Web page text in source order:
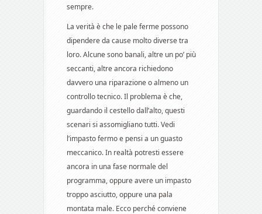
sempre.
La verità è che le pale ferme possono
dipendere da cause molto diverse tra
loro. Alcune sono banali, altre un po’ più
seccanti, altre ancora richiedono
davvero una riparazione o almeno un
controllo tecnico. Il problema è che,
guardando il cestello dall’alto, questi
scenari si assomigliano tutti. Vedi
l’impasto fermo e pensi a un guasto
meccanico. In realtà potresti essere
ancora in una fase normale del
programma, oppure avere un impasto
troppo asciutto, oppure una pala
montata male. Ecco perché conviene